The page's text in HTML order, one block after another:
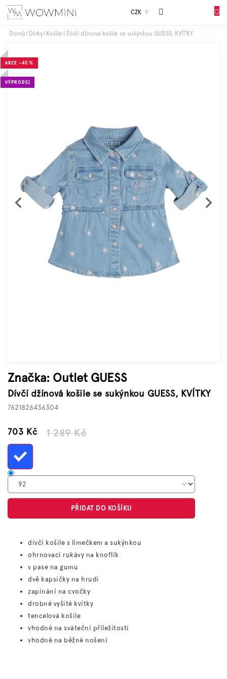
Přejít
CZK
Sales
Doplňky
Dárkové
Domů Dívky Košile Dívčí džínová košile se sukýnkou GUESS, KVÍTKY
Značka: Outlet GUESS
Dívčí džínová košile se sukýnkou GUESS, KVÍTKY
7621826436304
AKCE –45 %
VÝPRODEJ
1 289 Kč
703 KčMěrná
PŘIDAT DO KOŠÍKU
dívčí košile s límečkem a sukýnkou
ohrnovací rukávy na knoflík
v pase na gumu
dvě kapsičky na hrudi
zapínání na cvočky
drobné vyšité kvítky
tencelová košile
vhodné na sváteční příležitosti
vhodné na běžné nošení